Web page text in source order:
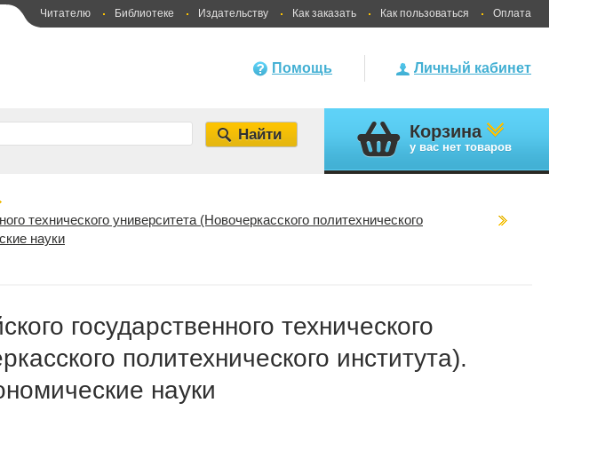
Читателю Библиотеке Издательству Как заказать Как пользоваться Оплата
Личный кабинет
Помощь
Корзина
у вас нет товаров
технического университета (Новочеркасского политехнического
науки
государственного технического
политехнического института).
науки